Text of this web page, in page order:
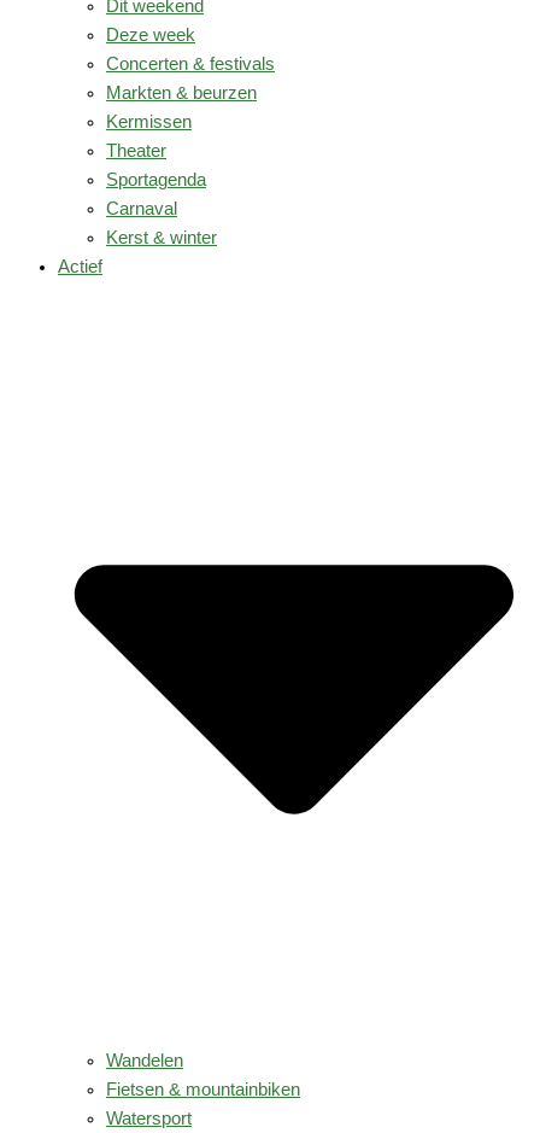
Dit weekend
Deze week
Concerten & festivals
Markten & beurzen
Kermissen
Theater
Sportagenda
Carnaval
Kerst & winter
Actief
Wandelen
Fietsen & mountainbiken
Watersport